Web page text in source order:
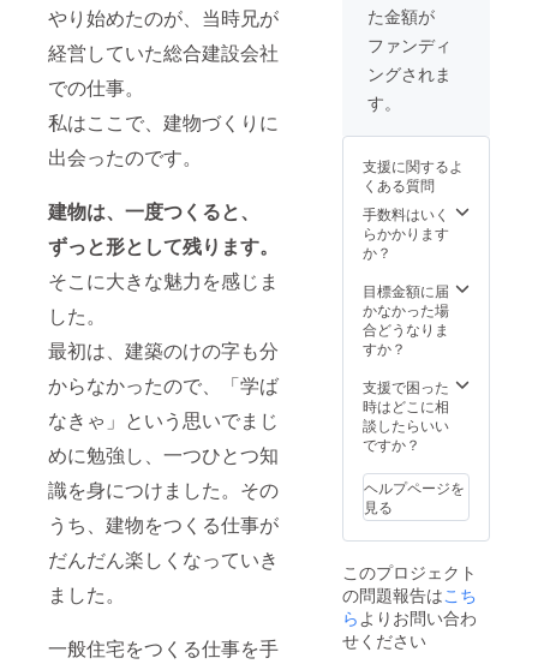
やり始めたのが、当時兄が
経営していた総合建設会社
での仕事。
私はここで、建物づくりに
出会ったのです。
建物は、一度つくると、
ずっと形として残ります。
そこに大きな魅力を感じま
した。
最初は、建築のけの字も分
からなかったので、「学ば
なきゃ」という思いでまじ
めに勉強し、一つひとつ知
識を身につけました。その
うち、建物をつくる仕事が
だんだん楽しくなっていき
ました。
一般住宅をつくる仕事を手
載させ
ていた
だきま
す。 あ
を「杉
の家づ
くりに
かける
想いを
伝える
PRでき
ます。
※掲載内
容は
にて打
合せさ
せてい
ただき
た金額が
ファンディ
ングされま
す。
支援に関するよ
くある質問
手数料はいく
らかかります
か？
目標金額に届
かなかった場
合どうなりま
すか？
支援で困った
時はどこに相
談したらいい
ですか？
ヘルプページを
見る
このプロジェクト
の問題報告はこち
らよりお問い合わ
せください